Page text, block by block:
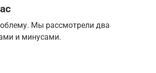
Мы рассмотрели два
и минусами.